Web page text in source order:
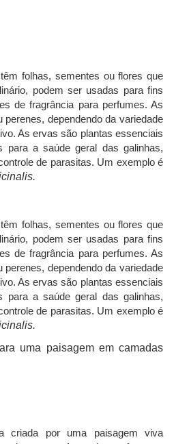
folhas, sementes ou flores que
podem ser usadas para fins
de fragrância para perfumes. As
dependendo da variedade
As ervas são plantas essenciais
para a saúde geral das galinhas,
de parasitas. Um exemplo é
folhas, sementes ou flores que
podem ser usadas para fins
de fragrância para perfumes. As
dependendo da variedade
As ervas são plantas essenciais
para a saúde geral das galinhas,
de parasitas. Um exemplo é
criada por uma paisagem viva